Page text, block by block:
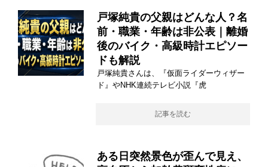
戸塚純貴の父親はどんな人？名
前・職業・年齢は非公表｜離婚
後のバイク・高級時計エピソー
ドも解説
戸塚純貴さんは、『仮面ライダーウィザー
ド』やNHK連続テレビ小説『虎
記事を読む
ある日突然景色が歪んで見え、